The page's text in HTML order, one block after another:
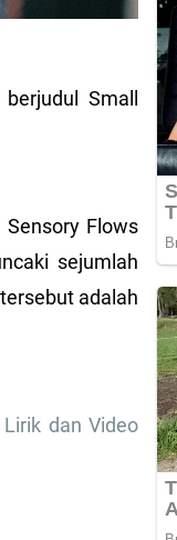
Small
Flows
sejumlah
adalah
dan Video